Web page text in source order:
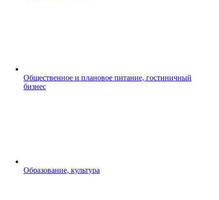
Общественное и плановое питание, гостиничный
бизнес
Образование, культура